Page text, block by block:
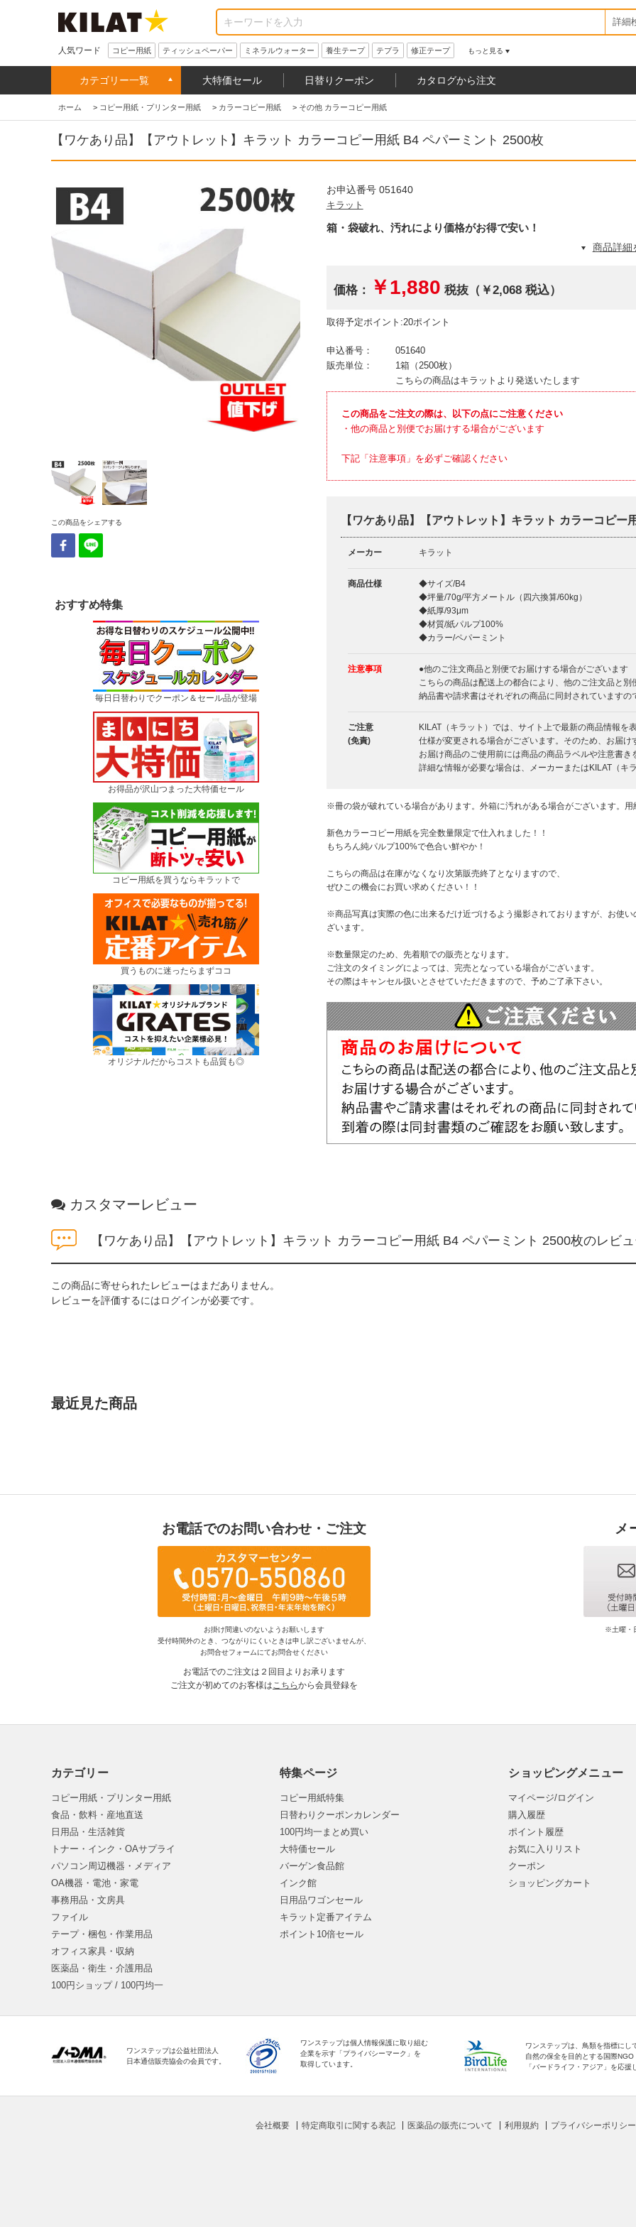
詳細
人気ワード コピー用紙 ティッシュペーパー ミネラルウォーター 養生テープ テプラ 修正テープ もっと見る
カテゴリー一覧 大特価セール 日替りクーポン カタログから注文
ホーム > コピー用紙・プリンター用紙 > カラーコピー用紙 > その他 カラーコピー用紙
【ワケあり品】【アウトレット】キラット カラーコピー用紙 B4 ペパーミント 2500枚
この商品をシェアする
おすすめ特集
毎日日替わりでクーポン＆セール品が登場
お得品が沢山つまった大特価セール
コピー用紙を買うならキラットで
買うものに迷ったらまずココ
オリジナルだからコストも品質も◎
お申込番号 051640
キラット
箱・袋破れ、汚れにより価格がお得で安い！
商品詳細
価格： ￥1,880 税抜（￥2,068 税込）
取得予定ポイント:20ポイント
申込番号：
051640
販売単位：
1箱（2500枚）
こちらの商品はキラットより発送いたします
この商品をご注文の際は、以下の点にご注意ください
・他の商品と別便でお届けする場合がございます
下記「注意事項」を必ずご確認ください
【ワケあり品】【アウトレット】キラット カラーコピ
メーカー キラット
商品仕様
◆サイズ/B4
◆坪量/70g/平方メートル（四六換算/60kg）
◆紙厚/93μm
◆材質/紙パルプ100%
◆カラー/ペパーミント
注意事項
●他のご注文商品と別便でお届けする場合がございます
こちらの商品は配送上の都合により、他のご注文品と
納品書や請求書はそれぞれの商品に同封されています
ご注意
(免責)
KILAT（キラット）では、サイト上で最新の商品情報
仕様が変更される場合がございます。そのため、お届
お届け商品のご使用前には商品の商品ラベルや注意書
詳細な情報が必要な場合は、メーカーまたはKILAT（キ
※冊の袋が破れている場合があります。外箱に汚れがある場合がございます。
新色カラーコピー用紙を完全数量限定で仕入れました！！
もちろん純パルプ100%で色合い鮮やか！
こちらの商品は在庫がなくなり次第販売終了となりますので、
ぜひこの機会にお買い求めください！！
※商品写真は実際の色に出来るだけ近づけるよう撮影されておりますが、お使
ざいます。
※数量限定のため、先着順での販売となります。
ご注文のタイミングによっては、完売となっている場合がございます。
その際はキャンセル扱いとさせていただきますので、予めご了承下さい。
カスタマーレビュー
【ワケあり品】【アウトレット】キラット カラーコピー用紙 B4 ペパーミント 2500枚のレビ
この商品に寄せられたレビューはまだありません。
レビューを評価するにはログインが必要です。
最近見た商品
お電話でのお問い合わせ・ご注文
お掛け間違いのないようお願いします
受付時間外のとき、つながりにくいときは申し訳ございませんが、
お問合せフォームにてお問合せください
お電話でのご注文は２回目よりお承ります
ご注文が初めてのお客様はこちらから会員登録を
メ
※土曜・
カテゴリー
コピー用紙・プリンター用紙
食品・飲料・産地直送
日用品・生活雑貨
トナー・インク・OAサプライ
パソコン周辺機器・メディア
OA機器・電池・家電
事務用品・文房具
ファイル
テープ・梱包・作業用品
オフィス家具・収納
医薬品・衛生・介護用品
100円ショップ / 100円均一
特集ページ
コピー用紙特集
日替わりクーポンカレンダー
100円均一まとめ買い
大特価セール
バーゲン食品館
インク館
日用品ワゴンセール
キラット定番アイテム
ポイント10倍セール
ショッピングメニュー
マイページ/ログイン
購入履歴
ポイント履歴
お気に入りリスト
クーポン
ショッピングカート
ワンステップは公益社団法人
日本通信販売協会の会員です。
ワンステップは個人情報保護に取り組む
企業を示す「プライバシーマーク」を
取得しています。
ワンステップは、鳥類を指標にし
自然の保全を目的とする国際NGO
「バードライフ・アジア」を応援
会社概要 特定商取引に関する表記 医薬品の販売について 利用規約 プライバシーポリシー